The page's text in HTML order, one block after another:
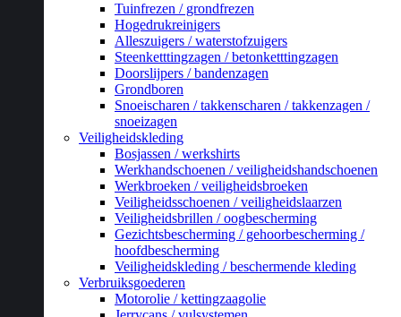
Tuinfrezen / grondfrezen
Hogedrukreinigers
Alleszuigers / waterstofzuigers
Steenketttingzagen / betonketttingzagen
Doorslijpers / bandenzagen
Grondboren
Snoeischaren / takkenscharen / takkenzagen /
snoeizagen
Veiligheidskleding
Bosjassen / werkshirts
Werkhandschoenen / veiligheidshandschoenen
Werkbroeken / veiligheidsbroeken
Veiligheidsschoenen / veiligheidslaarzen
Veiligheidsbrillen / oogbescherming
Gezichtsbescherming / gehoorbescherming /
hoofdbescherming
Veiligheidskleding / beschermende kleding
Verbruiksgoederen
Motorolie / kettingzaagolie